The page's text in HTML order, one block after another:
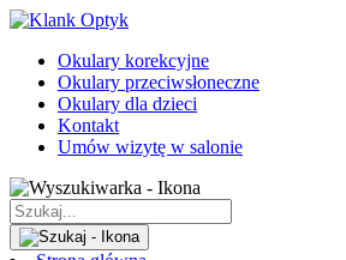
Okulary korekcyjne
Okulary przeciwsłoneczne
Okulary dla dzieci
Kontakt
Umów wizytę w salonie